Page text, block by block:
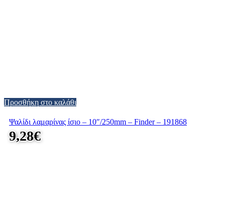
Προσθήκη στο καλάθι
Ψαλίδι λαμαρίνας ίσιο – 10″/250mm – Finder – 191868
9,28€